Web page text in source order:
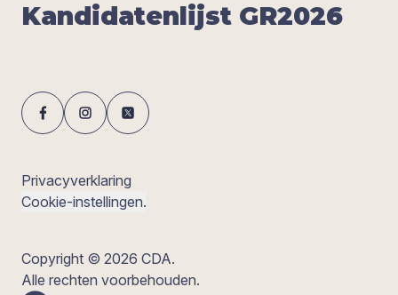
Kan­di­da­ten­lijst GR2026
Privacyverklaring
Cookie-instellingen.
Copyright © 2026 CDA.
Alle rechten voorbehouden.